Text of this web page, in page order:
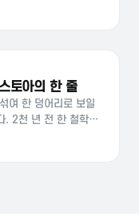
. 자존감과 자기연민
토아의 한 줄
여 한 덩어리로 보일
. 2천 년 전 한 철학자
. 스토아의 통제 구